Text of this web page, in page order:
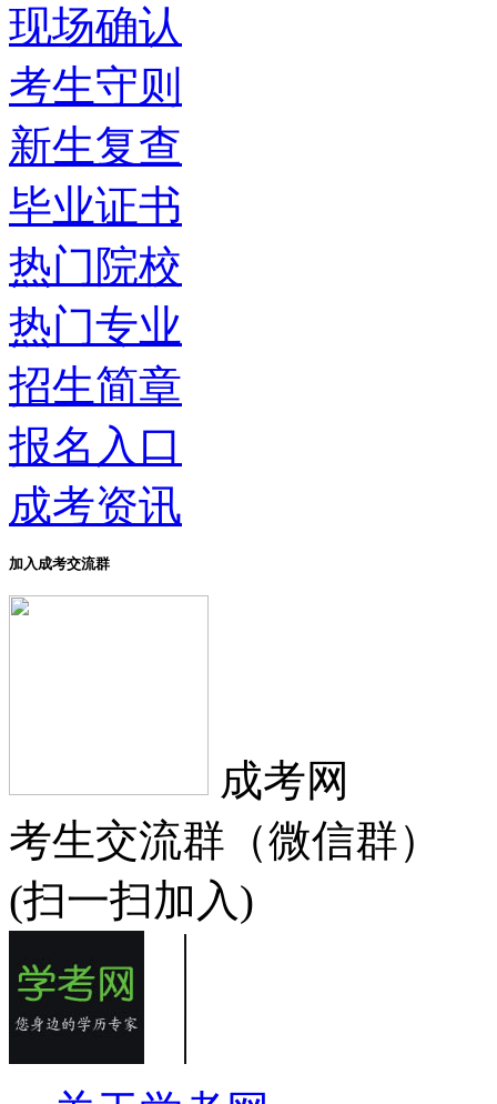
现场确认
考生守则
新生复查
毕业证书
热门院校
热门专业
招生简章
报名入口
成考资讯
加入成考交流群
成考网
考生交流群（微信群）
(扫一扫加入)